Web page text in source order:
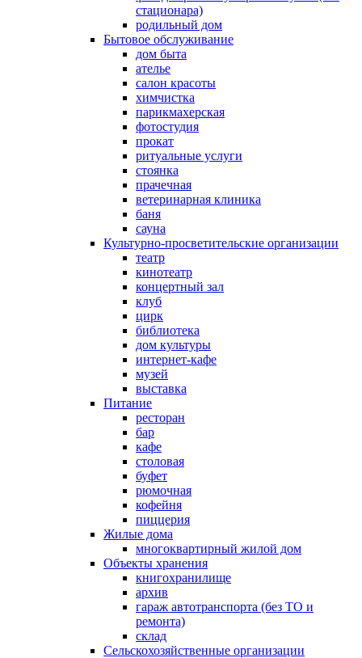
стационара)
родильный дом
Бытовое обслуживание
дом быта
ателье
салон красоты
химчистка
парикмахерская
фотостудия
прокат
ритуальные услуги
стоянка
прачечная
ветеринарная клиника
баня
сауна
Культурно-просветительские организации
театр
кинотеатр
концертный зал
клуб
цирк
библиотека
дом культуры
интернет-кафе
музей
выставка
Питание
ресторан
бар
кафе
столовая
буфет
рюмочная
кофейня
пиццерия
Жилые дома
многоквартирный жилой дом
Объекты хранения
книгохранилище
архив
гараж автотранспорта (без ТО и
ремонта)
склад
Сельскохозяйственные организации